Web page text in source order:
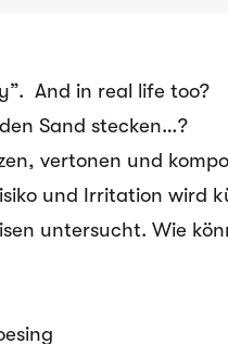
And in real life too?
Sand stecken…?
vertonen und
und Irritation wird
untersucht. Wie